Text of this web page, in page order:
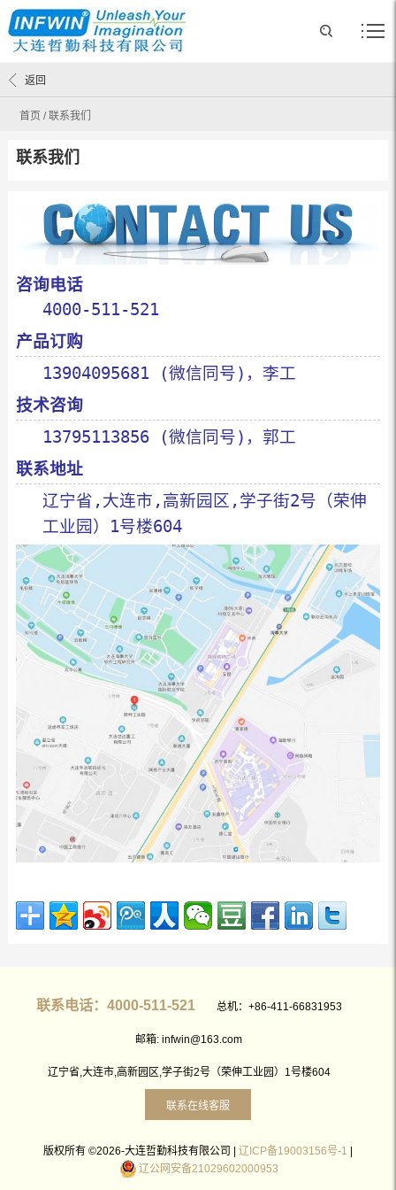
首页 /联系我们
返回
联系我们
咨询电话
4000-511-521
产品订购
13904095681 (微信同号)，李工
技术咨询
13795113856 (微信同号)，郭工
联系地址
辽宁省,大连市,高新园区,学子街2号（荣伸
工业园）1号楼604
联系电话：4000-511-521 总机：+86-411-66831953
邮箱: infwin@163.com
辽宁省,大连市,高新园区,学子街2号（荣伸工业园）1号楼604
联系在线客服
版权所有 ©2026-大连哲勤科技有限公司 | 辽ICP备19003156号-1
辽公网安备21029602000953